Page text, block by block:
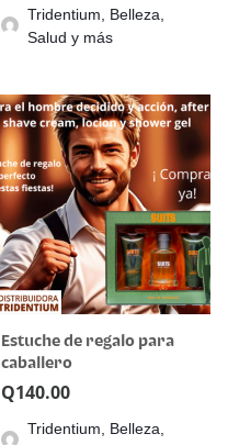
Tridentium, Belleza,
Salud y más
Estuche de regalo para
caballero
Q140.00
Tridentium, Belleza,